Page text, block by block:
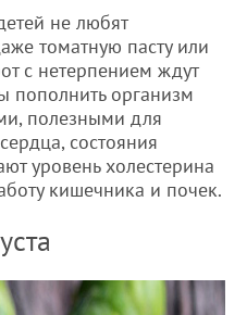
не любят
томатную пасту или
с нетерпением ждут
пополнить организм
полезными для
состояния
уровень холестерина
кишечника и почек.